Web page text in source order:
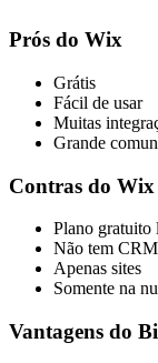
Prós do Wix
Grátis
Fácil de usar
Muitas
Grande
Contras do Wix
Plano gratuito
Não tem CRM
Apenas sites
Somente na
Vantagens do